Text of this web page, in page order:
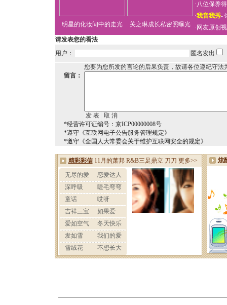
明星的化妆间中的走光 关之琳成长私密照曝光
·八位保养
·我音我秀-
· 网友原创
请发表您的看法
用户：
匿名发出
您要为您所发的言论的后果负责，故请各位遵纪守法
留言：
*经营许可证编号：京ICP00000008号
*遵守《互联网电子公告服务管理规定》
*遵守《全国人大常委会关于维护互联网安全的规定》